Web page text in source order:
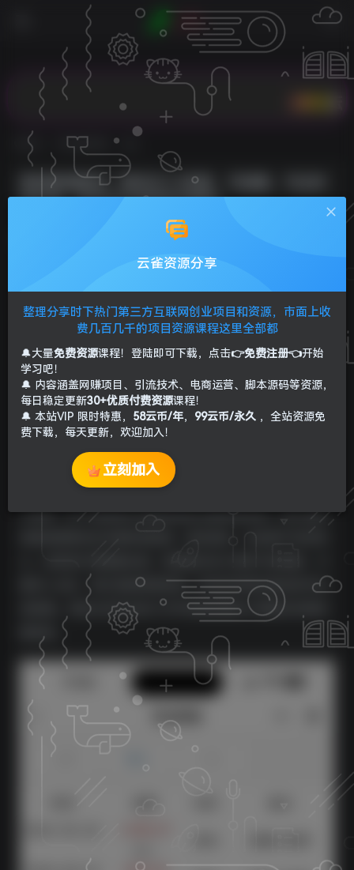
【腾讯云】百款折
首页 VIP免费资源 正文
原创影视解说，轻松日入3位数，可挂载，可过伙
大家平时在刷抖音快手的时候，都见到过这种左下角挂载的
小程序，这个就是我们挂载变现的主要收益来源，我们通常
要有人点击，我们就能得到收益。而且这种留足悬念的作品
容易爆。目前主流平台的几乎所有做剪辑的大佬都在利用挂
载变现。
云雀资源分享
整理分享时下热门第三方互联网创业项目和资源，市面上收
费几百几千的项目资源课程这里全部都
🔔大量免费资源课程！登陆即可下载，点击👉免费注册👈开始
学习吧！
🔔 内容涵盖网赚项目、引流技术、电商运营、脚本源码等资源，
每日稳定更新30+优质付费资源课程！
🔔 本站VIP 限时特惠， 58云币/年， 99云币/永久 ，全站资源免
费下载，每天更新，欢迎加入！
立刻加入